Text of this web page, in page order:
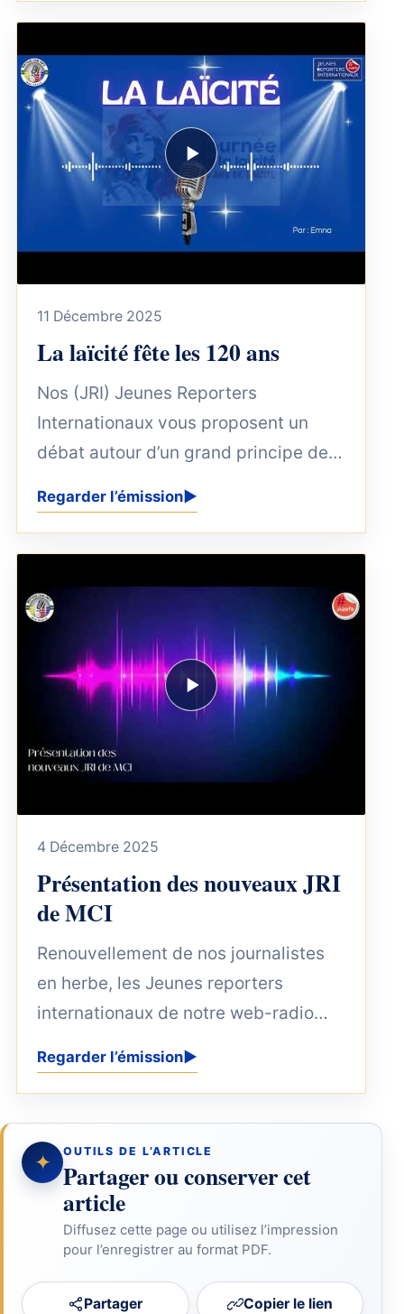
11 Décembre 2025
La laïcité fête les 120 ans
Nos (JRI) Jeunes Reporters
Internationaux vous proposent un
débat autour d’un grand principe de
plus...
Regarder l’émission▶
4 Décembre 2025
Présentation des nouveaux JRI
de MCI
Renouvellement de nos journalistes
en herbe, les Jeunes reporters
internationaux de notre web-radio
Regarder l’émission▶
✦ OUTILS DE L’ARTICLE
Partager ou conserver cet
article
Diffusez cette page ou utilisez l’impression
pour l’enregistrer au format PDF.
Partager Copier le lien